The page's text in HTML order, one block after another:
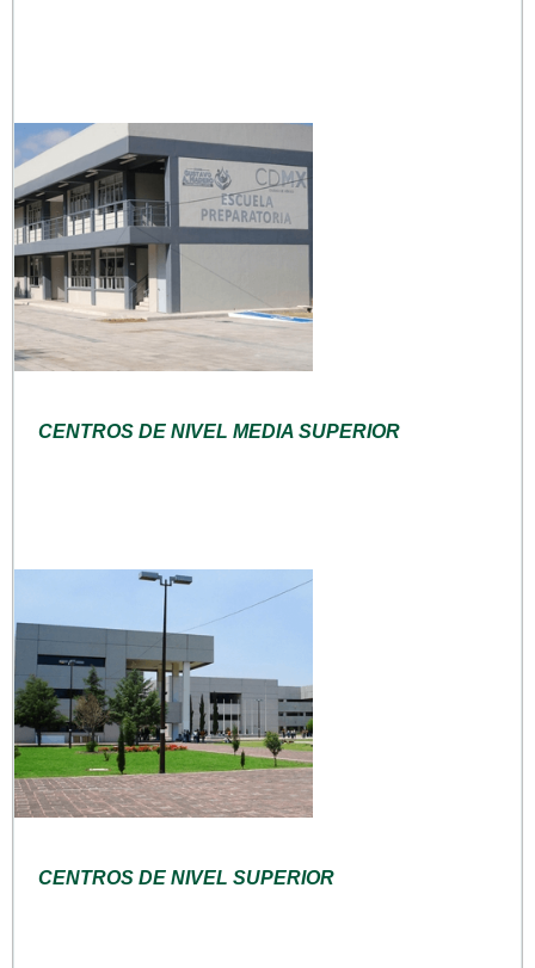
CENTROS DE NIVEL MEDIA SUPERIOR
CENTROS DE NIVEL SUPERIOR